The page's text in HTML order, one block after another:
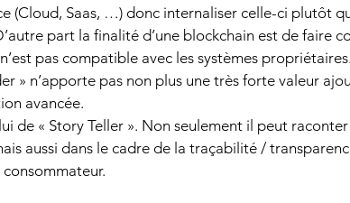
(Cloud, Saas, …) donc internaliser celle-ci plutôt
part la finalité d’une blockchain est de faire
pas compatible avec les systèmes propriétaires.
» n’apporte pas non plus une très forte valeur
avancée.
de « Story Teller ». Non seulement il peut
aussi dans le cadre de la traçabilité /